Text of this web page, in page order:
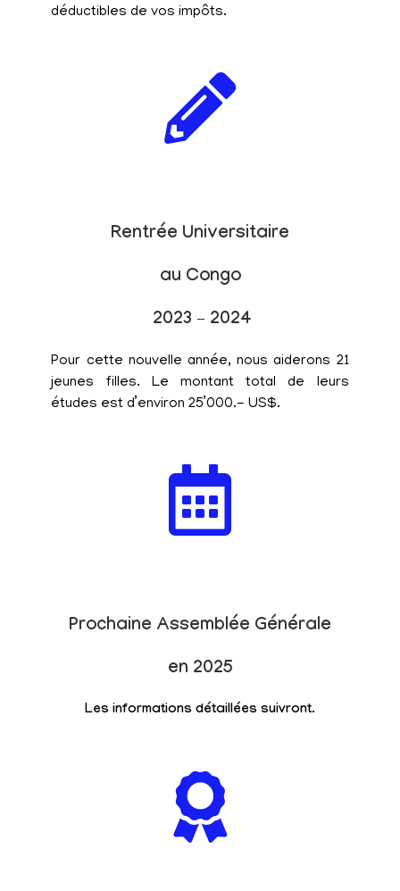
déductibles de vos impôts.
Rentrée Universitaire
au Congo
2023 – 2024
Pour cette nouvelle année, nous aiderons 21
jeunes filles. Le montant total de leurs
études est d’environ 25’000.- US$.
Prochaine Assemblée Générale
en 2025
Les informations détaillées suivront.